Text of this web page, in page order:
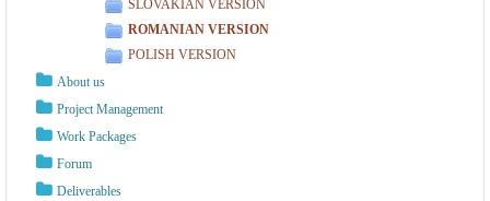
SLOVAKIAN VERSION
ROMANIAN VERSION
POLISH VERSION
About us
Project Management
Work Packages
Forum
Deliverables